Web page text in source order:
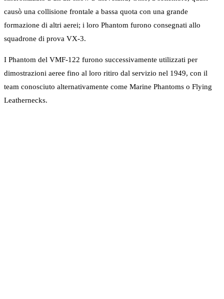
causò una collisione frontale a bassa quota con una grande
formazione di altri aerei; i loro Phantom furono consegnati allo
squadrone di prova VX-3.
I Phantom del VMF-122 furono successivamente utilizzati per
dimostrazioni aeree fino al loro ritiro dal servizio nel 1949, con il
team conosciuto alternativamente come Marine Phantoms o Flying
Leathernecks.